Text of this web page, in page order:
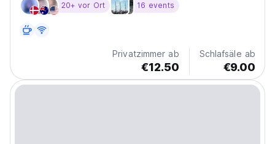
20+ vor Ort 16 events
Privatzimmer ab
€12.50
Schlafsäle ab
€9.00